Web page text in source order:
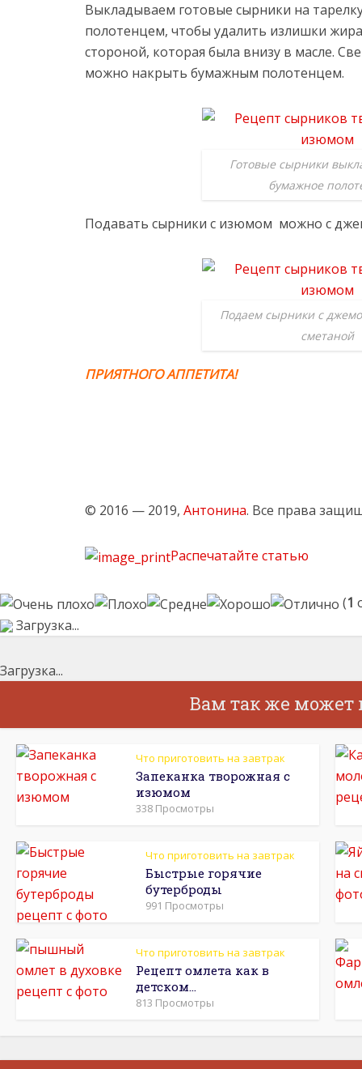
Выкладываем готовые сырники на
полотенцем, чтобы удалить излишки
стороной, которая была внизу в масле.
можно накрыть бумажным полотенцем.
Готовые сырники
бумажное
Подавать сырники с изюмом можно с
Подаем сырники с
сметаной
ПРИЯТНОГО АППЕТИТА!
© 2016 — 2019, Антонина. Все права
Распечатайте статью
(1
Загрузка...
Загрузка...
Вам так же может
Что приготовить на завтрак
Запеканка творожная с
изюмом
338 Просмотры
Что приготовить на завтрак
Быстрые горячие
бутерброды
991 Просмотры
Что приготовить на завтрак
Рецепт омлета как в
детском...
813 Просмотры